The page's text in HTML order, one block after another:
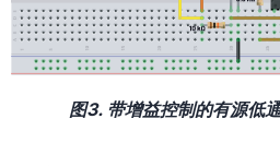
图3. 带增益控制的有源低